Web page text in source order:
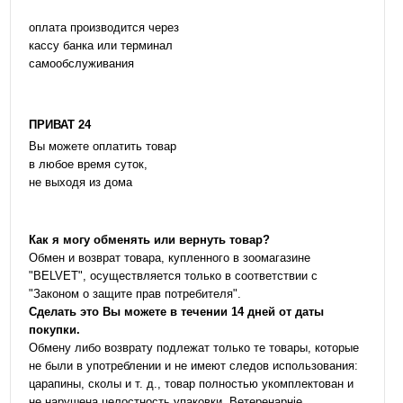
оплата производится через
кассу банка или терминал
самообслуживания
ПРИВАТ 24
Вы можете оплатить товар
в любое время суток,
не выходя из дома
Как я могу обменять или вернуть товар?
Обмен и возврат товара, купленного в зоомагазине
"BELVET", осуществляется только в соответствии с
"Законом о защите прав потребителя".
Сделать это Вы можете в течении 14 дней от даты
покупки.
Обмену либо возврату подлежат только те товары, которые
не были в употреблении и не имеют следов использования:
царапины, сколы и т. д., товар полностью укомплектован и